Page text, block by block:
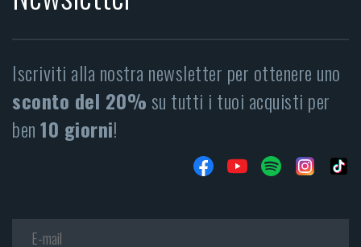
Iscriviti alla nostra newsletter per ottenere uno
sconto del 20%su tutti i tuoi acquisti per
ben10 giorni!